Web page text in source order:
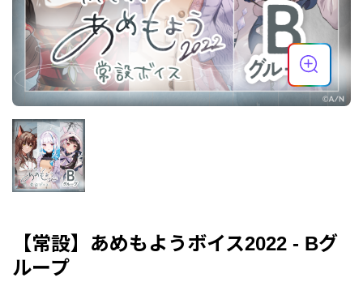
【常設】あめもようボイス2022 - Bグ
ループ